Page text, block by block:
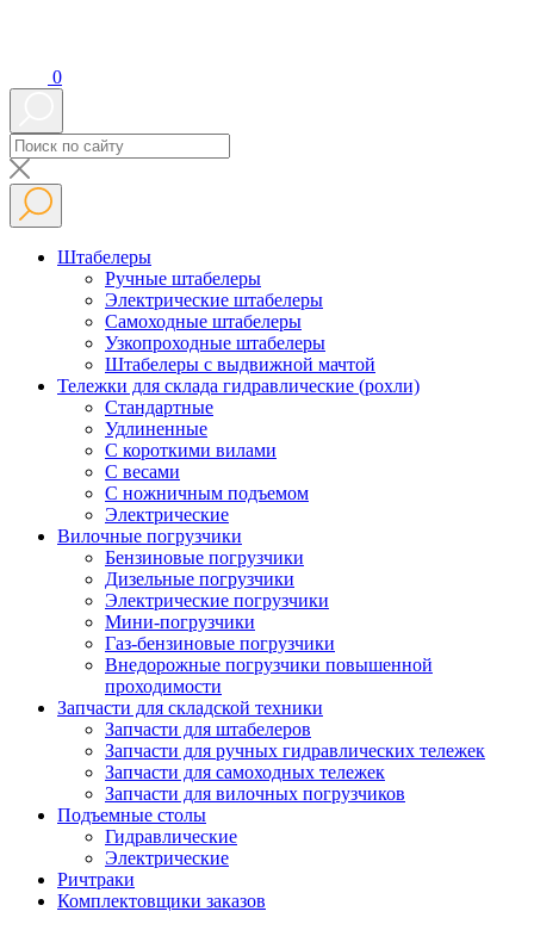
0
Штабелеры
Ручные штабелеры
Электрические штабелеры
Самоходные штабелеры
Узкопроходные штабелеры
Штабелеры с выдвижной мачтой
Тележки для склада гидравлические (рохли)
Стандартные
Удлиненные
С короткими вилами
С весами
С ножничным подъемом
Электрические
Вилочные погрузчики
Бензиновые погрузчики
Дизельные погрузчики
Электрические погрузчики
Мини-погрузчики
Газ-бензиновые погрузчики
Внедорожные погрузчики повышенной
проходимости
Запчасти для складской техники
Запчасти для штабелеров
Запчасти для ручных гидравлических тележек
Запчасти для самоходных тележек
Запчасти для вилочных погрузчиков
Подъемные столы
Гидравлические
Электрические
Ричтраки
Комплектовщики заказов